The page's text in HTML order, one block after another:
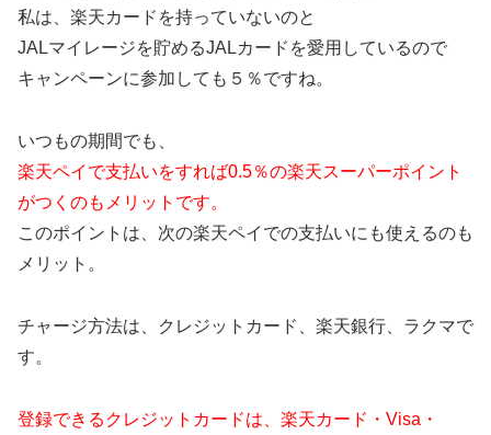
私は、楽天カードを持っていないのと
JALマイレージを貯めるJALカードを愛用しているので
キャンペーンに参加しても５％ですね。
いつもの期間でも、
楽天ペイで支払いをすれば0.5％の楽天スーパーポイント
がつくのもメリットです。
このポイントは、次の楽天ペイでの支払いにも使えるのも
メリット。
チャージ方法は、クレジットカード、楽天銀行、ラクマで
す。
登録できるクレジットカードは、楽天カード・Visa・